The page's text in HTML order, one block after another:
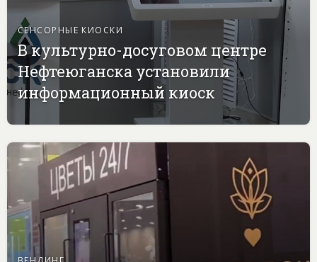
СЕНСОРНЫЕ КИОСКИ
В культурно-досуговом центре
Нефтеюганска установили
информационный киоск
ВЕНДИНГ